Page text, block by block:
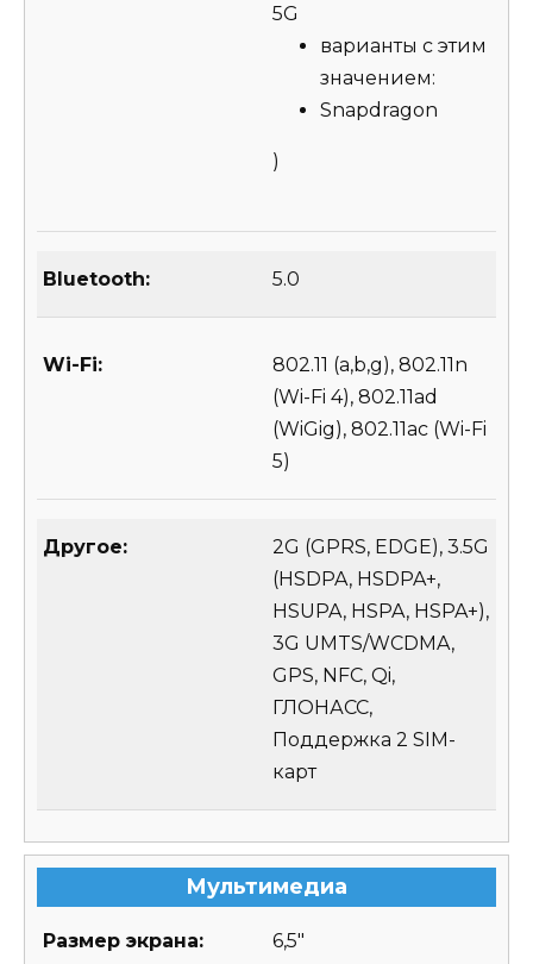
5G
варианты с этим
значением:
Snapdragon
)
Bluetooth: 5.0
Wi-Fi:
802.11 (a,b,g), 802.11n
(Wi-Fi 4), 802.11ad
(WiGig), 802.11ac (Wi-Fi
5)
Другое:
2G (GPRS, EDGE), 3.5G
(HSDPA, HSDPA+,
HSUPA, HSPA, HSPA+),
3G UMTS/WCDMA,
GPS, NFC, Qi,
ГЛОНАСС,
Поддержка 2 SIM-
карт
Мультимедиа
Размер экрана: 6,5″